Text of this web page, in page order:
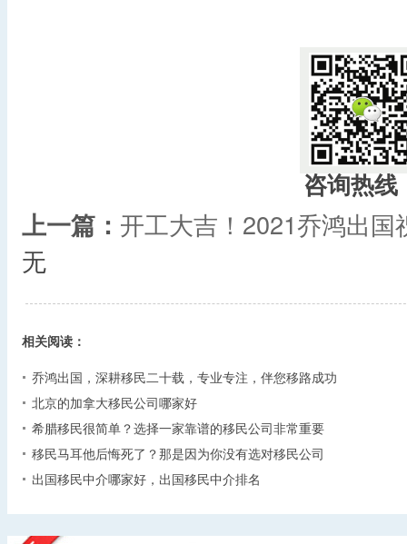
咨询热线
上一篇： 开工大吉！2021乔鸿出
无
相关阅读：
乔鸿出国，深耕移民二十载，专业专注，伴您移路成功
北京的加拿大移民公司哪家好
希腊移民很简单？选择一家靠谱的移民公司非常重要
移民马耳他后悔死了？那是因为你没有选对移民公司
出国移民中介哪家好，出国移民中介排名